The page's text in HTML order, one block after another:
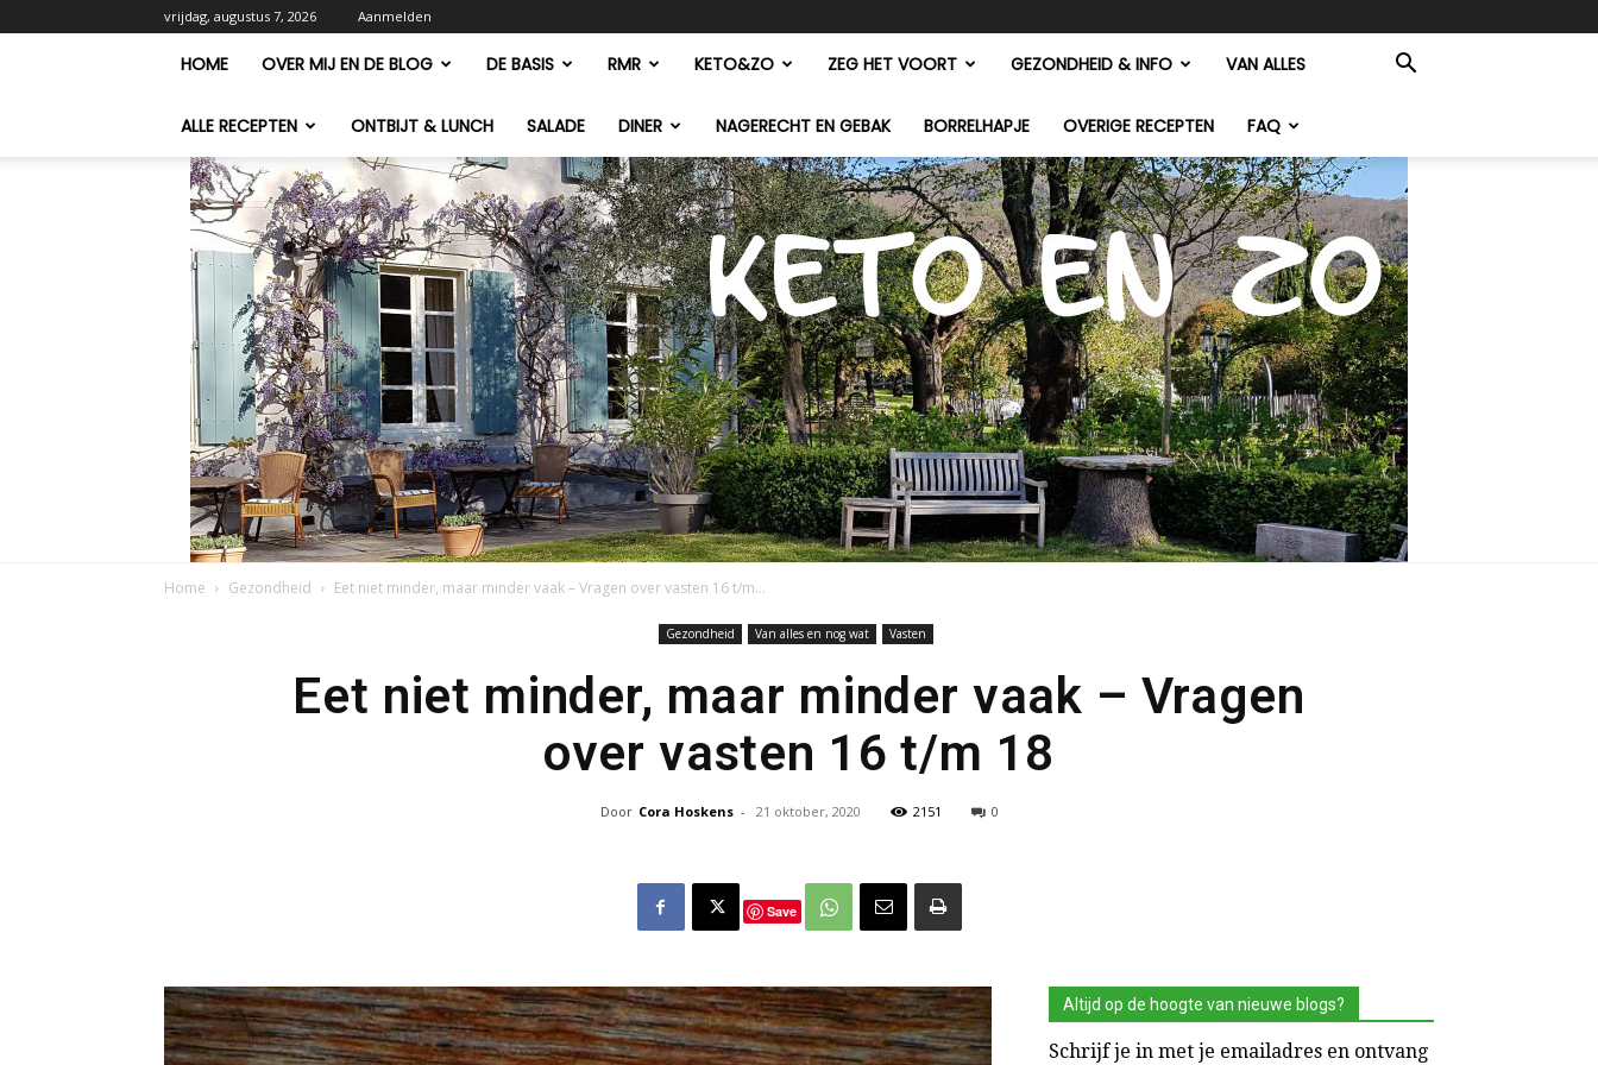
vrijdag, augustus 7, 2026 Aanmelden
HOME OVER MIJ EN DE BLOG DE BASIS RMR KETO&ZO ZEG HET VOORT GEZONDHEID & INFO VAN ALLES
ALLE RECEPTEN ONTBIJT & LUNCH SALADE DINER NAGERECHT EN GEBAK BORRELHAPJE OVERIGE RECEPTEN FAQ
zo
Home Gezondheid Eet niet minder, maar minder vaak – Vragen over vasten 16 t/m...
Gezondheid Van alles en nog wat Vasten
Eet niet minder, maar minder vaak – Vragen
over vasten 16 t/m 18
Door Cora Hoskens - 21 oktober, 2020 2151 0
Save
Altijd op de hoogte van nieuwe blogs?
Schrijf je in met je emailadres en ontvang